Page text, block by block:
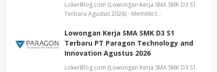
LokerBlog.com (Lowongan Kerja SMA SMK D3 S1
Terbaru Agustus 2026) - Memiliki t…
Lowongan Kerja SMA SMK D3 S1
Terbaru PT Paragon Technology and
Innovation Agustus 2026
LokerBlog.com (Lowongan Kerja SMA SMK D3 S1